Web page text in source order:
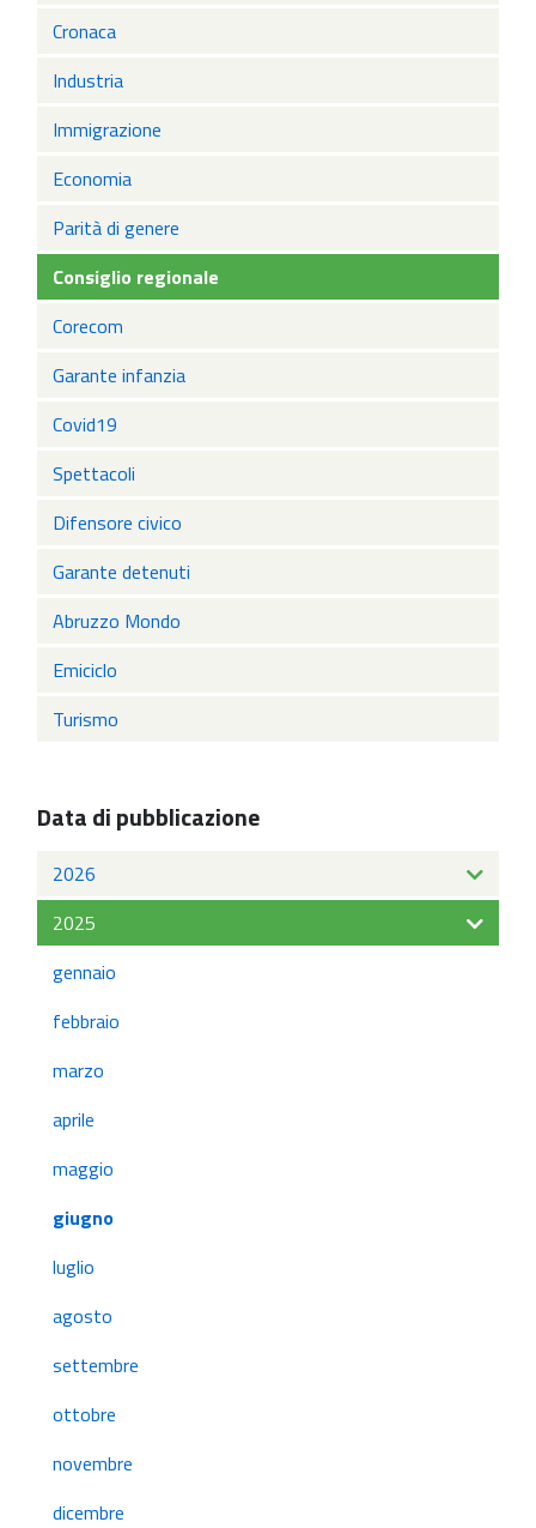
Cronaca
Industria
Immigrazione
Economia
Parità di genere
Consiglio regionale
Corecom
Garante infanzia
Covid19
Spettacoli
Difensore civico
Garante detenuti
Abruzzo Mondo
Emiciclo
Turismo
Data di pubblicazione
2026
2025
gennaio
febbraio
marzo
aprile
maggio
giugno
luglio
agosto
settembre
ottobre
novembre
dicembre